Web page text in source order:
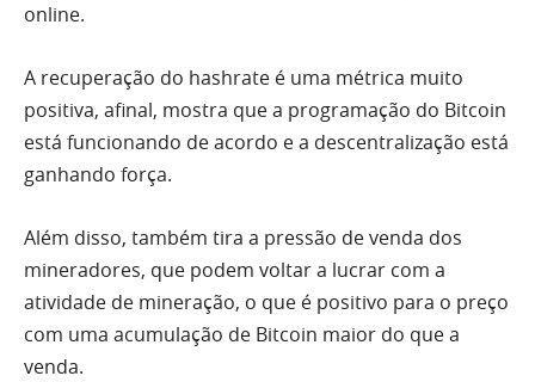
online.
A recuperação do hashrate é uma métrica muito
positiva, afinal, mostra que a programação do Bitcoin
está funcionando de acordo e a descentralização está
ganhando força.
Além disso, também tira a pressão de venda dos
mineradores, que podem voltar a lucrar com a
atividade de mineração, o que é positivo para o preço
com uma acumulação de Bitcoin maior do que a
venda.